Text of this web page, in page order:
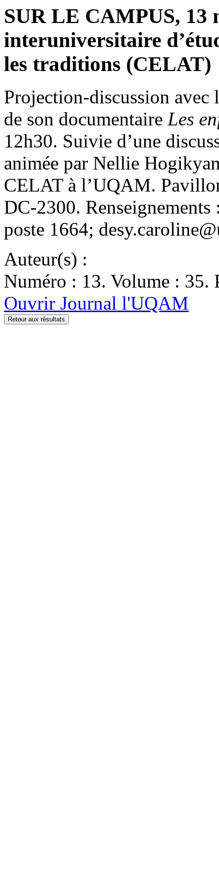
SUR LE CAMPUS, 13
interuniversitaire
les traditions (CELAT)
Projection-discussion
de son documentaire Les
12h30. Suivie d’une
animée par Nellie
CELAT à l’UQAM.
DC-2300.
poste 1664;
Auteur(s) :
Numéro : 13. Volume : 35.
Ouvrir Journal l'UQAM
Retour aux résultats